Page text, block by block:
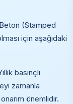
(Stamped
için aşağıdaki
basınçlı
zamanla
önemlidir.